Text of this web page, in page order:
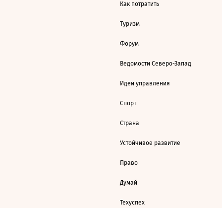
Как потратить
Туризм
Форум
Ведомости Северо-Запад
Идеи управления
Спорт
Страна
Устойчивое развитие
Право
Думай
Техуспех